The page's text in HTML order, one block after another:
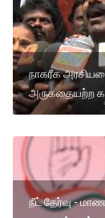
நாகரீக
அருகதையற்ற
நீட் தேர்வு -